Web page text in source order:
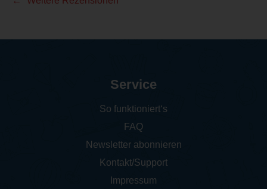
Service
So funktioniert‘s
FAQ
Newsletter abonnieren
Kontakt/Support
Impressum